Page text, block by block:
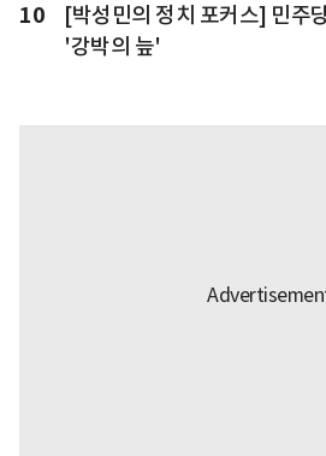
10
[박성민의 정치 포커스] 민주
'강박의 늪'